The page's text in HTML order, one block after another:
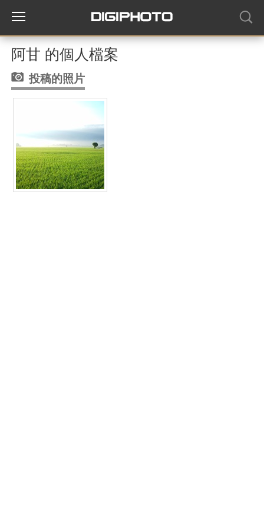
阿甘 的個人檔案
投稿的照片